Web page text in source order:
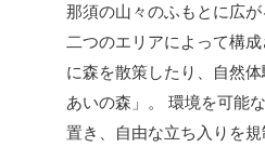
那須の山々のふもとに広が
二つのエリアによって構
に森を散策したり、自然
あいの森」。 環境を可能
置き、自由な立ち入りを